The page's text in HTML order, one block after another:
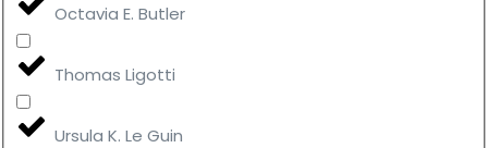
Octavia E. Butler
Thomas Ligotti
Ursula K. Le Guin